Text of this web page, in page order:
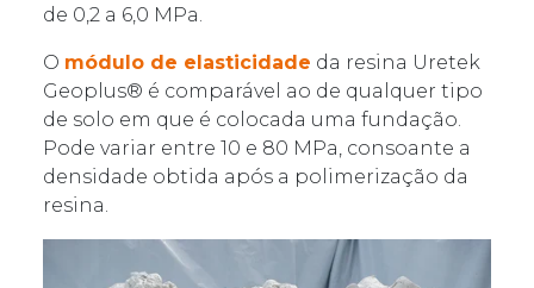
de 0,2 a 6,0 MPa.
O módulo de elasticidade da resina Uretek
Geoplus® é comparável ao de qualquer tipo
de solo em que é colocada uma fundação.
Pode variar entre 10 e 80 MPa, consoante a
densidade obtida após a polimerização da
resina.